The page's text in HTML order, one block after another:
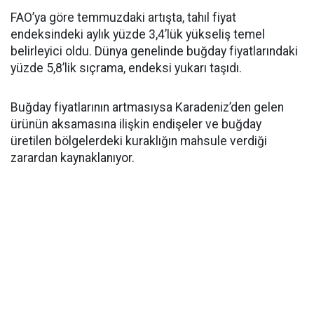
FAO’ya göre temmuzdaki artışta, tahıl fiyat
endeksindeki aylık yüzde 3,4’lük yükseliş temel
belirleyici oldu. Dünya genelinde buğday fiyatlarındaki
yüzde 5,8’lik sıçrama, endeksi yukarı taşıdı.
Buğday fiyatlarının artmasıysa Karadeniz’den gelen
ürünün aksamasına ilişkin endişeler ve buğday
üretilen bölgelerdeki kuraklığın mahsule verdiği
zarardan kaynaklanıyor.